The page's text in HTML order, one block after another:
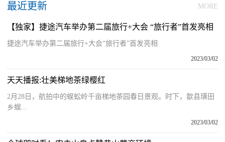
最近更新 MORE
【独家】捷途汽车举办第二届旅行+大会 “旅行者”首发亮相
捷途汽车举办第二届旅行+大会“旅行者”首发亮相
2023/03/02
天天播报:壮美梯地茶绿樱红
2月28日，航拍中的蜈蚣岭千亩梯地茶园春日景观。时下，歙县璜田
乡蜈...
2023/03/02